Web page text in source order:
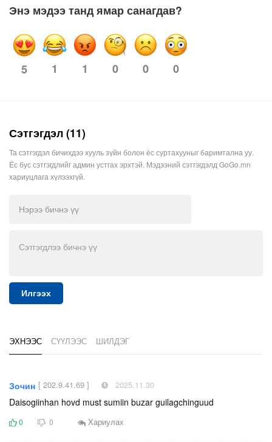
Энэ мэдээ танд ямар санагдав?
5 1 1 0 0 0
Сэтгэгдэл (11)
Та сэтгэгдэл бичихдээ хууль зүйн болон ёс суртахууныг баримтална уу.
Ёс бус сэтгэгдлийг админ устгах эрхтэй. Мэдээний сэтгэгдэлд GoGo.mn
хариуцлага хүлээхгүй.
Илгээх
ЭХНЭЭС СҮҮЛЭЭС ШИЛДЭГ
Зочин [ 202.9.41.69 ] 2025.11.30
Daisogiinhan hovd must sumiin buzar guilagchinguud
0 0 Хариулах